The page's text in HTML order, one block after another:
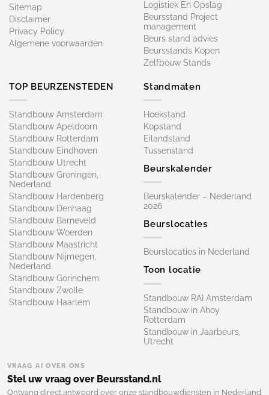
Sitemap
Disclaimer
Privacy Policy
Algemene voorwaarden
Logistiek En Opslag
Beursstand Project
management
Beurs stand advies
Beursstands Kopen
Zelfbouw Stands
TOP BEURZENSTEDEN
Standbouw Amsterdam
Standbouw Apeldoorn
Standbouw Rotterdam
Standbouw Eindhoven
Standbouw Utrecht
Standbouw Groningen,
Nederland
Standbouw Hardenberg
Standbouw Denhaag
Standbouw Barneveld
Standbouw Woerden
Standbouw Maastricht
Standbouw Nijmegen,
Nederland
Standbouw Gorinchem
Standbouw Zwolle
Standbouw Haarlem
Standmaten
Hoekstand
Kopstand
Eilandstand
Tussenstand
Beurskalender
Beurskalender – Nederland
2026
Beurslocaties
Beurslocaties in Nederland
Toon locatie
Standbouw RAI Amsterdam
Standbouw in Ahoy
Rotterdam
Standbouw in Jaarbeurs,
Utrecht
VRAAG AI OVER ONS
Stel uw vraag over Beursstand.nl
Ontvang direct antwoord over onze standbouwdiensten in Nederland